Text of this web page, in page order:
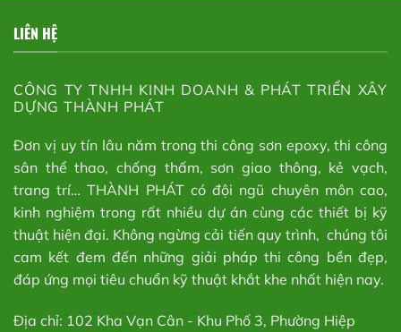
LIÊN HỆ
CÔNG TY TNHH KINH DOANH & PHÁT TRIỂN XÂY
DỰNG THÀNH PHÁT
Đơn vị uy tín lâu năm trong thi công sơn epoxy, thi công
sân thể thao, chống thấm, sơn giao thông, kẻ vạch,
trang trí… THÀNH PHÁT có đội ngũ chuyên môn cao,
kinh nghiệm trong rất nhiều dự án cùng các thiết bị kỹ
thuật hiện đại. Không ngừng cải tiến quy trình, chúng tôi
cam kết đem đến những giải pháp thi công bền đẹp,
đáp ứng mọi tiêu chuẩn kỹ thuật khắt khe nhất hiện nay.
Địa chỉ: 102 Kha Vạn Cân - Khu Phố 3, Phường Hiệp